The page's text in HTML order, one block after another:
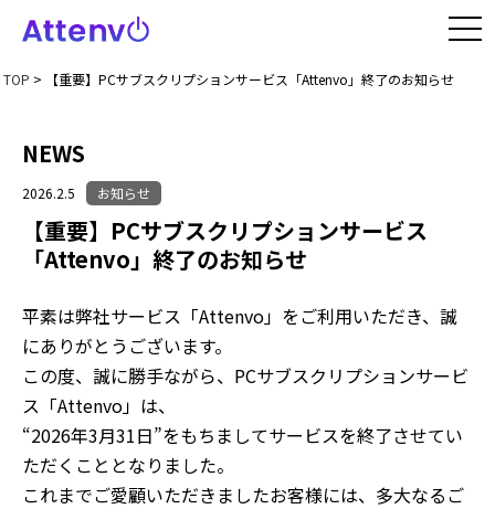
TOP > 【重要】PCサブスクリプションサービス「Attenvo」終了のお知らせ
NEWS
2026.2.5 お知らせ
【重要】PCサブスクリプションサービス
「Attenvo」終了のお知らせ
平素は弊社サービス「Attenvo」をご利用いただき、誠
にありがとうございます。
この度、誠に勝手ながら、PCサブスクリプションサービ
ス「Attenvo」は、
“2026年3月31日”をもちましてサービスを終了させてい
ただくこととなりました。
これまでご愛顧いただきましたお客様には、多大なるご